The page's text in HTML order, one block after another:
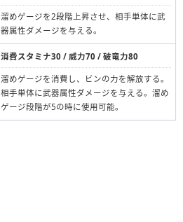
溜めゲージを2段階上昇させ、相手単体に武
器属性ダメージを与える。
消費スタミナ30 / 威力70 / 破竜力80
溜めゲージを消費し、ビンの力を解放する。
相手単体に武器属性ダメージを与える。溜め
ゲージ段階が5の時に使用可能。